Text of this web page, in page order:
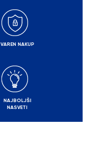
VAREN NAKUP
NAJBOLJŠI
NASVETI